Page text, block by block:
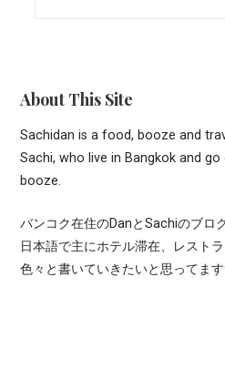
for:
About This Site
Sachidan is a food, booze and
Sachi, who live in Bangkok and
booze.
バンコク在住のDanとSachiのブロ
日本語で主にホテル滞在、レスト
色々と書いていきたいと思ってま